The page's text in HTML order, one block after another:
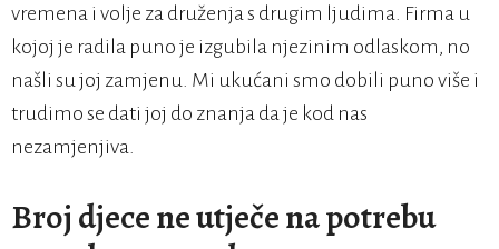
vremena i volje za druženja s drugim ljudima. Firma u
kojoj je radila puno je izgubila njezinim odlaskom, no
našli su joj zamjenu. Mi ukućani smo dobili puno više i
trudimo se dati joj do znanja da je kod nas
nezamjenjiva.
Broj djece ne utječe na potrebu